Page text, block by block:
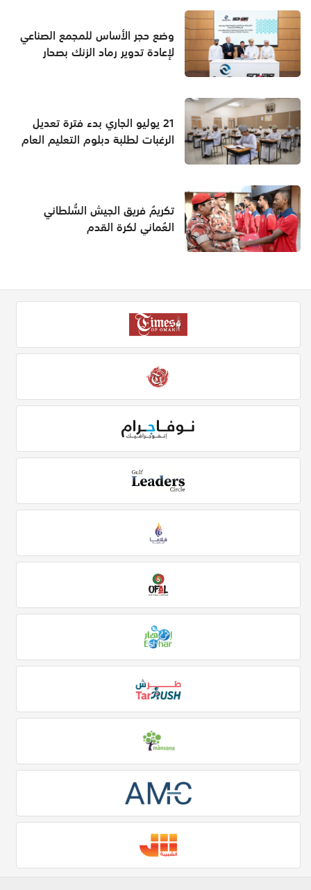
وضع حجر الأساس للمجمع الصناعي
لإعادة تدوير رماد الزنك بصحار
21 يوليو الجاري بدء فترة تعديل
الرغبات لطلبة دبلوم التعليم العام
تكريمُ فريق الجيش السُّلطاني
العُماني لكرة القدم